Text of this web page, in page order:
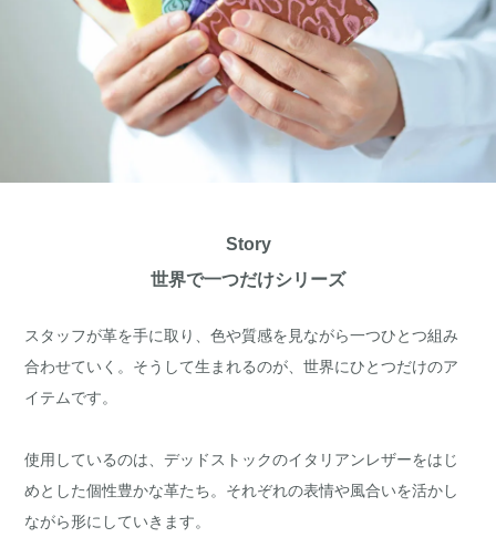
Story
世界で一つだけシリーズ
スタッフが革を手に取り、色や質感を見ながら一つひとつ組み
合わせていく。そうして生まれるのが、世界にひとつだけのア
イテムです。
使用しているのは、デッドストックのイタリアンレザーをはじ
めとした個性豊かな革たち。それぞれの表情や風合いを活かし
ながら形にしていきます。